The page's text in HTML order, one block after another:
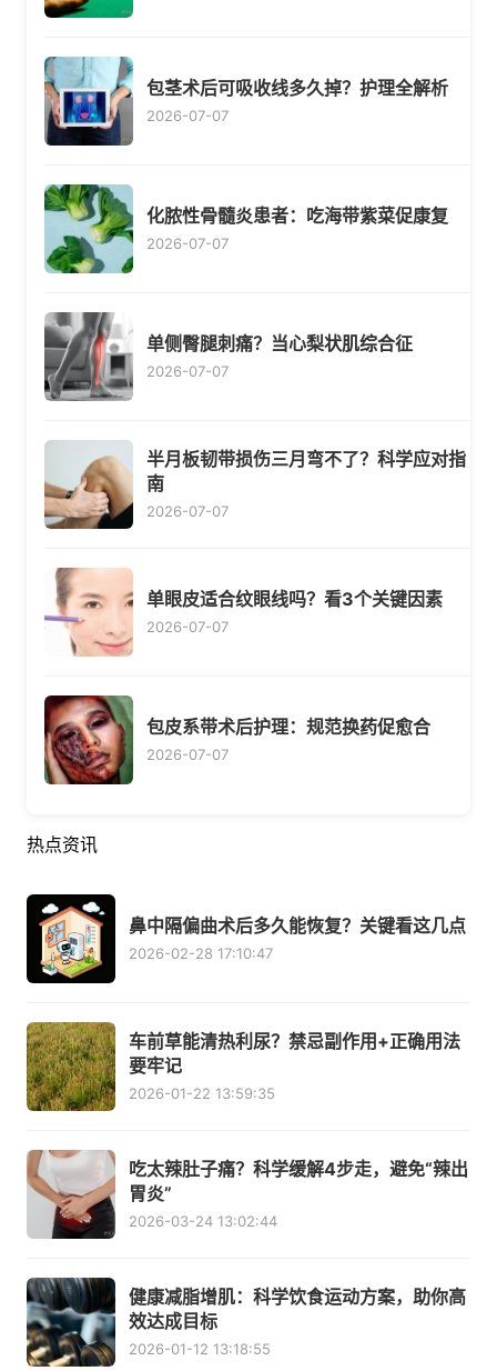
包茎术后可吸收线多久掉？护理全解析
2026-07-07
化脓性骨髓炎患者：吃海带紫菜促康复
2026-07-07
单侧臀腿刺痛？当心梨状肌综合征
2026-07-07
半月板韧带损伤三月弯不了？科学应对指
南
2026-07-07
单眼皮适合纹眼线吗？看3个关键因素
2026-07-07
包皮系带术后护理：规范换药促愈合
2026-07-07
热点资讯
鼻中隔偏曲术后多久能恢复？关键看这几点
2026-02-28 17:10:47
车前草能清热利尿？禁忌副作用+正确用法
要牢记
2026-01-22 13:59:35
吃太辣肚子痛？科学缓解4步走，避免“辣出
胃炎”
2026-03-24 13:02:44
健康减脂增肌：科学饮食运动方案，助你高
效达成目标
2026-01-12 13:18:55